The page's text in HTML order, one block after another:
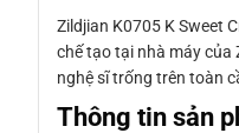
Zildjian K0705 K Sweet
chế tạo tại nhà máy của
nghệ sĩ trống trên toàn
Thông tin sản